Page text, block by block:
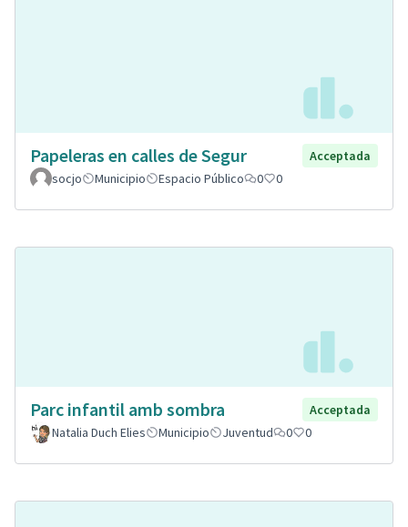
Papeleras en calles de Segur
Acceptada
socjo
Municipio Espacio Público 0 0
Parc infantil amb sombra
Acceptada
Natalia Duch Elies
Municipio Juventud 0 0